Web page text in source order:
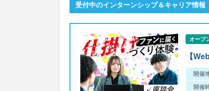
受付中のインターンシップ＆キャリア情報
オープ
【
開催
開催